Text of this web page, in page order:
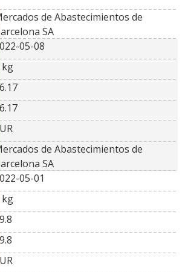
de Abastecimientos de
SA
05-08
kg
de Abastecimientos de
SA
05-01
kg